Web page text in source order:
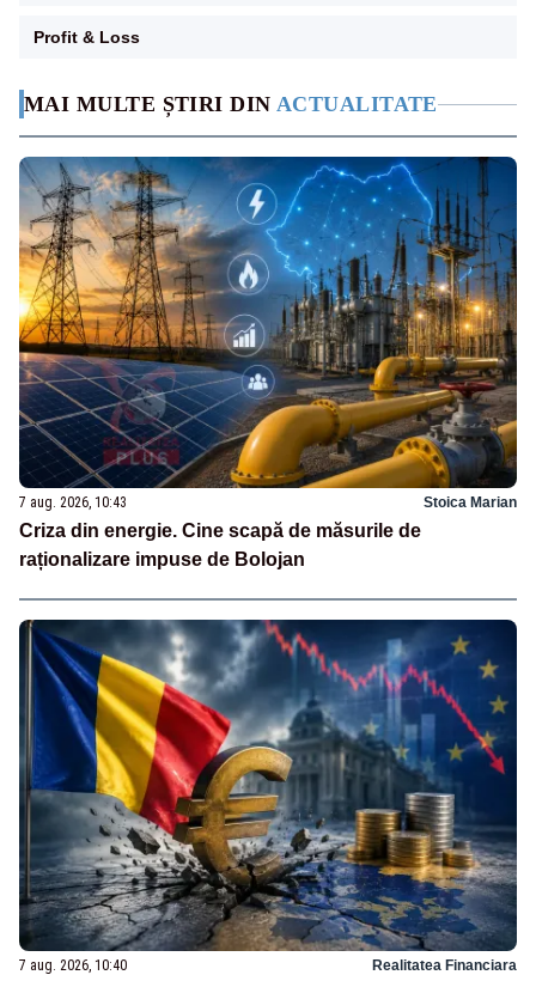
MAI MULTE ȘTIRI DIN ACTUALITATE
7 aug. 2026, 10:43 Stoica Marian
Criza din energie. Cine scapă de măsurile de
raționalizare impuse de Bolojan
7 aug. 2026, 10:40 Realitatea Financiara
Profit & Loss